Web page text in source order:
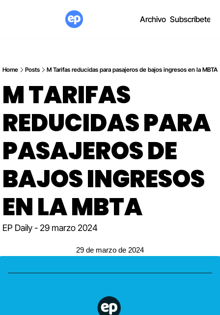
Archivo Subscríbete
Home Posts M️ Tarifas reducidas para pasajeros de bajos ingresos en la MBTA
M️ TARIFAS
REDUCIDAS PARA
PASAJEROS DE
BAJOS INGRESOS
EN LA MBTA
EP Daily - 29 marzo 2024
29 de marzo de 2024